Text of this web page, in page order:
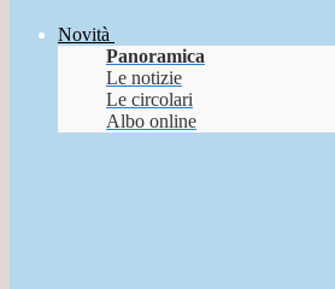
Novità
Panoramica
Le notizie
Le circolari
Albo online